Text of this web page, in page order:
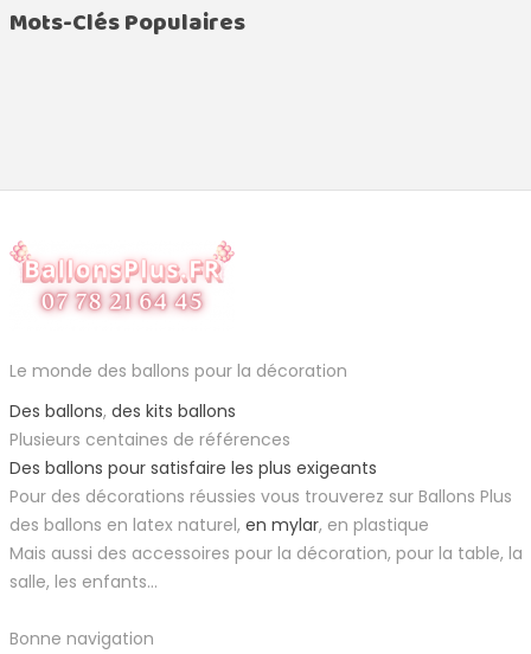
Mots-Clés Populaires
Le monde des ballons pour la décoration
Des ballons, des kits ballons
Plusieurs centaines de références
Des ballons pour satisfaire les plus exigeants
Pour des décorations réussies vous trouverez sur Ballons Plus
des ballons en latex naturel, en mylar, en plastique
Mais aussi des accessoires pour la décoration, pour la table, la
salle, les enfants...
Bonne navigation